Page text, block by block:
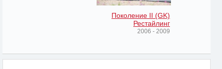
Поколение II (GK)
Рестайлинг
2006 - 2009